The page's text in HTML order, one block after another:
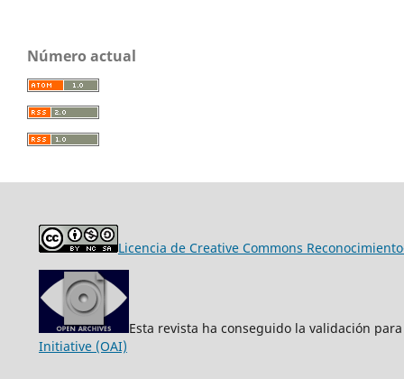
Número actual
Licencia de Creative Commons
Esta revista ha conseguido la validación
Initiative (OAI)